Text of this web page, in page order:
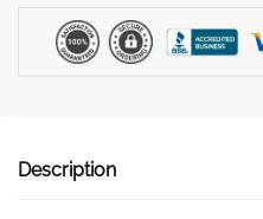
Description